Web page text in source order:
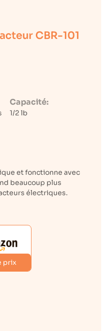
CBR-101
Capacité:
1/2 lb
et fonctionne avec
beaucoup plus
électriques.
prix